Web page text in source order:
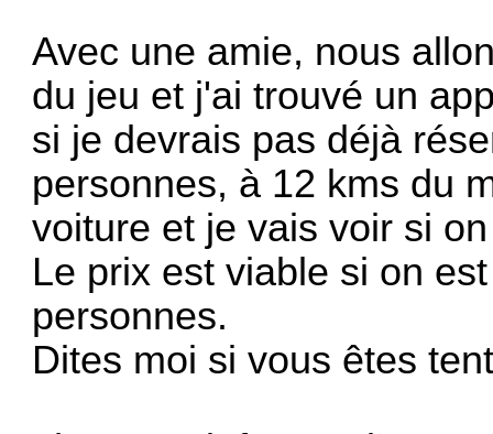
Avec une amie, nous
du jeu et j'ai trouvé un
si je devrais pas déjà
personnes, à 12 kms du
voiture et je vais voir si
Le prix est viable si on
personnes.
Dites moi si vous êtes